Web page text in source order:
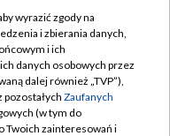
wyrazić zgody na
i zbierania danych,
i ich
danych osobowych przez
dalej również „TVP”),
pozostałych Zaufanych
(w tym do
Twoich zainteresowań i